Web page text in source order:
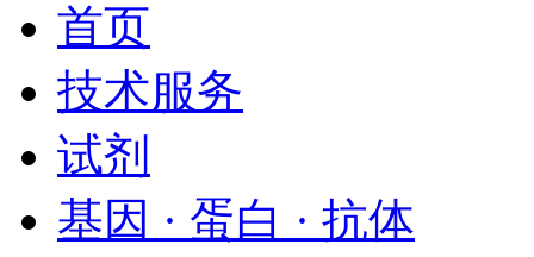
首页
技术服务
试剂
基因 · 蛋白 · 抗体